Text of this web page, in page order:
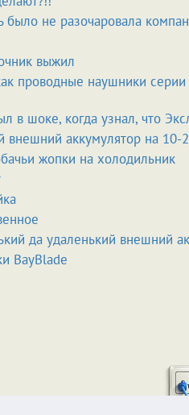
было не разочаровала
выжил
проводные наушники
в шоке, когда узнал, что
аккумулятор на 10-
жопки на холодильник
да удаленький внешний
BayBlade